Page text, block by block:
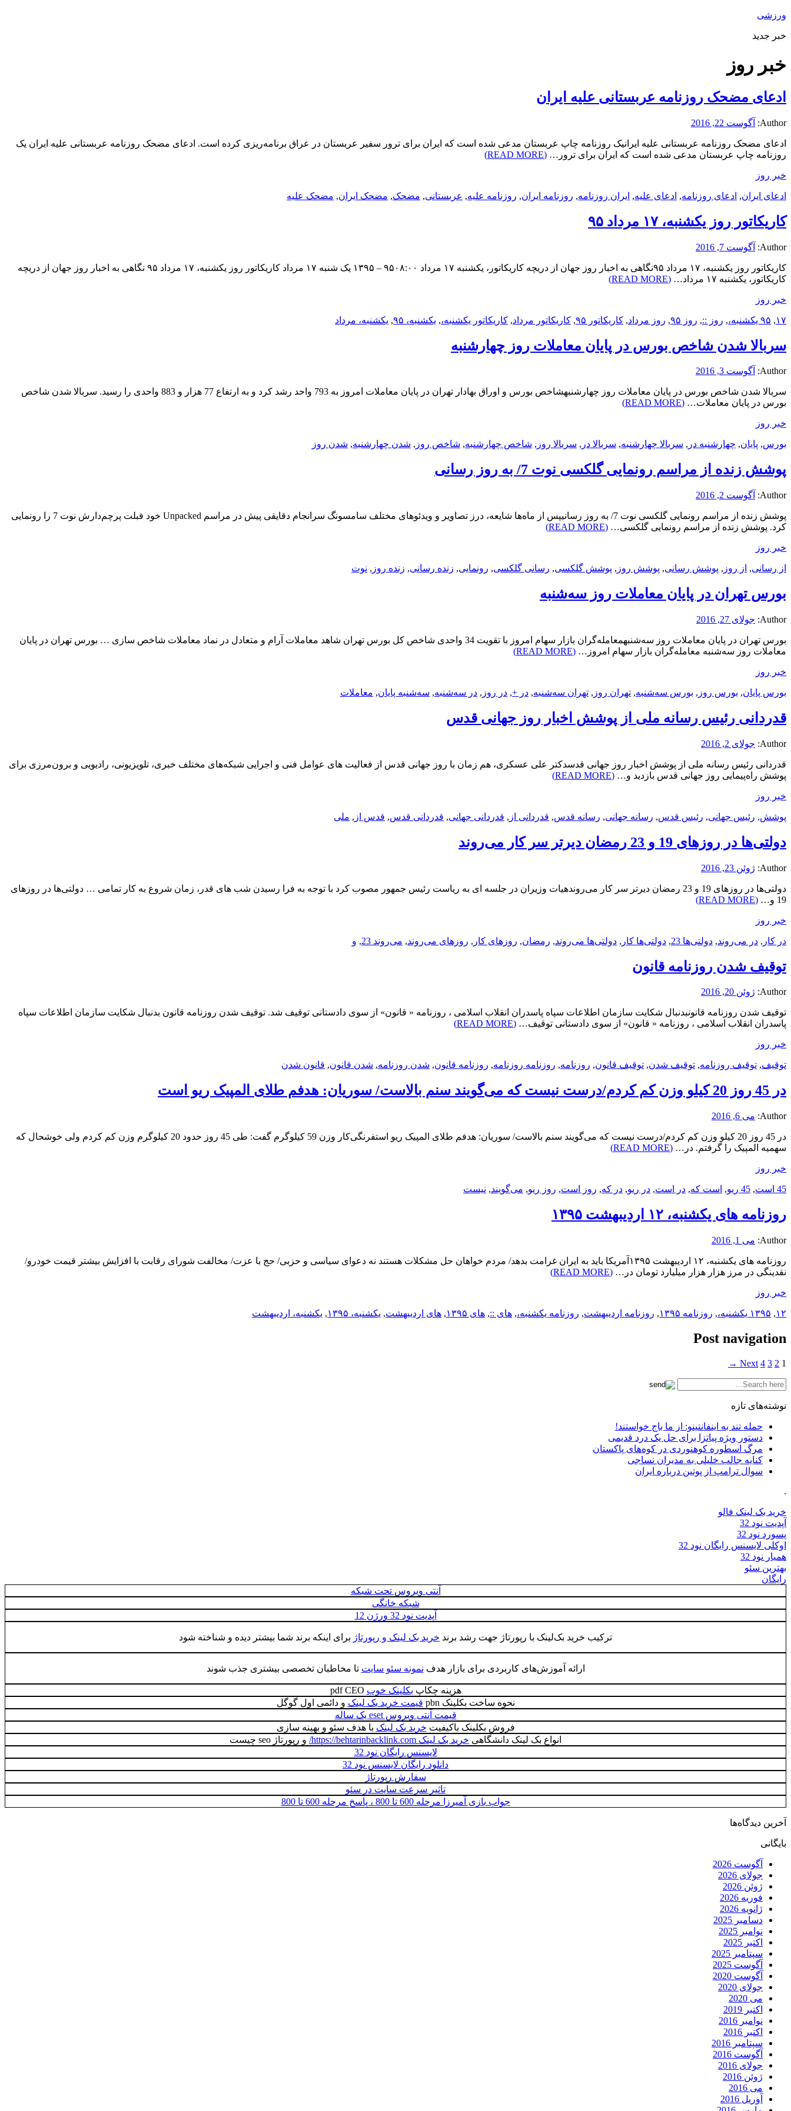
ورزشی
خبر جدید
خبر روز
ادعای مضحک روزنامه عربستانی علیه ایران
Author: آگوست 22, 2016
ادعای مضحک روزنامه عربستانی علیه ایرانیک روزنامه چاپ عربستان مدعی شده است که ایران برای ترور سفیر عربستان در عراق برنامه‌ریزی کرده است. ادعای مضحک روزنامه عربستانی علیه ایران یک
روزنامه چاپ عربستان مدعی شده است که ایران برای ترور… (READ MORE)
خبر روز
ادعای ایران, ادعای روزنامه, ادعای علیه, ایران روزنامه, روزنامه ایران, روزنامه علیه, عربستانی, مضحک, مضحک ایران, مضحک علیه
کاریکاتور روز یکشنبه، ۱۷ مرداد ۹۵
Author: آگوست 7, 2016
کاریکاتور روز یکشنبه، ۱۷ مرداد ۹۵نگاهی به اخبار روز جهان از دریچه کاریکاتور، یکشنبه ۱۷ مرداد ۹۵۰۸:۰۰ – ۱۳۹۵ یک شنبه ۱۷ مرداد کاریکاتور روز یکشنبه، ۱۷ مرداد ۹۵ نگاهی به اخبار روز جهان از دریچه
کاریکاتور، یکشنبه ۱۷ مرداد…
(READ MORE)
خبر روز
۱۷, ۹۵ یکشنبه، , روز ::, روز ۹۵ , روز مرداد, کاریکاتور ۹۵ , کاریکاتور مرداد, کاریکاتور یکشنبه،, یکشنبه، ۹۵ , یکشنبه، مرداد
سربالا شدن شاخص بورس در پایان معاملات روز چهارشنبه
Author: آگوست 3, 2016
سربالا شدن شاخص بورس در پایان معاملات روز چهارشنبهشاخص بورس و اوراق بهادار تهران در پایان معاملات امروز به 793 واحد رشد کرد و به ارتفاع 77 هزار و 883 واحدی را رسید. سربالا شدن شاخص
بورس در پایان معاملات… (READ MORE)
خبر روز
بورس, پایان, چهارشنبه در , سربالا چهارشنبه, سربالا در , سربالا روز , شاخص چهارشنبه, شاخص روز , شدن چهارشنبه, شدن روز
پوشش زنده از مراسم رونمایی گلکسی نوت 7/ به روز رسانی
Author: آگوست 2, 2016
پوشش زنده از مراسم رونمایی گلکسی نوت 7/ به روز رسانیپس از ماه‌ها شایعه، درز تصاویر و ویدئوهای مختلف سامسونگ سرانجام دقایقی پیش در مراسم Unpacked خود فبلت پرچم‌دارش نوت 7 را رونمایی
کرد. پوشش زنده از مراسم رونمایی گلکسی… (READ MORE)
خبر روز
از رسانی, از روز , پوشش رسانی, پوشش روز , پوشش گلکسی, رسانی گلکسی, رونمایی, زنده رسانی, زنده روز , نوت
بورس تهران در پایان معاملات روز سه‌شنبه
Author: جولای 27, 2016
بورس تهران در پایان معاملات روز سه‌شنبهمعامله‌گران بازار سهام امروز با تقویت 34 واحدی شاخص کل بورس تهران شاهد معاملات آرام و متعادل در نماد معاملات شاخص‌ سازی … بورس تهران در پایان
معاملات روز سه‌شنبه معامله‌گران بازار سهام امروز… (READ MORE)
خبر روز
بورس پایان, بورس روز , بورس سه‌شنبه, تهران روز , تهران سه‌شنبه, در +, در روز , در سه‌شنبه, سه‌شنبه پایان, معاملات
قدردانی رئیس رسانه ملی از پوشش اخبار روز جهانی قدس
Author: جولای 2, 2016
قدردانی رئیس رسانه ملی از پوشش اخبار روز جهانی قدسدکتر علی عسکری، هم زمان با روز جهانی قدس از فعالیت های عوامل فنی و اجرایی شبکه‌های مختلف خبری، تلویزیونی، رادیویی و برون‌مرزی برای
پوشش راه‌پیمایی روز جهانی قدس بازدید و… (READ MORE)
خبر روز
پوشش, رئیس جهانی, رئیس قدس, رسانه جهانی, رسانه قدس, قدردانی از , قدردانی جهانی, قدردانی قدس, قدس از , ملی
دولتی‌ها در روزهای 19 و 23 رمضان دیرتر سر کار می‌روند
Author: ژوئن 23, 2016
دولتی‌ها در روزهای 19 و 23 رمضان دیرتر سر کار می‌روندهیات وزیران در جلسه ای به ریاست رئیس جمهور مصوب کرد با توجه به فرا رسیدن شب های قدر، زمان شروع به کار تمامی … دولتی‌ها در روزهای
19 و…
(READ MORE)
خبر روز
در کار , در می‌روند, دولتی‌ها 23 , دولتی‌ها کار , دولتی‌ها می‌روند, رمضان, روزهای کار , روزهای می‌روند, می‌روند 23 , و
توقیف شدن روزنامه قانون
Author: ژوئن 20, 2016
توقیف شدن روزنامه قانونبدنبال شکایت سازمان اطلاعات سپاه پاسدران انقلاب اسلامی ، روزنامه « قانون» از سوی دادستانی توقیف شد. توقیف شدن روزنامه قانون بدنبال شکایت سازمان اطلاعات سپاه
پاسدران انقلاب اسلامی ، روزنامه « قانون» از سوی دادستانی توقیف… (READ MORE)
خبر روز
توقیف, توقیف روزنامه, توقیف شدن, توقیف قانون, روزنامه, روزنامه روزنامه, روزنامه قانون, شدن روزنامه, شدن قانون, قانون شدن
در 45 روز 20 کیلو وزن کم کردم/درست نیست که می‌گویند سنم بالاست/ سوریان: هدفم طلای المپیک ریو است
Author: می 6, 2016
در 45 روز 20 کیلو وزن کم کردم/درست نیست که می‌گویند سنم بالاست/ سوریان: هدفم طلای المپیک ریو استفرنگی‌کار وزن 59 کیلوگرم گفت: طی 45 روز حدود 20 کیلوگرم وزن کم کردم ولی خوشحال که
سهمیه المپیک را گرفتم. در… (READ MORE)
خبر روز
45 است , 45 ریو , است که, در است, در ریو, در که, روز است, روز ریو, می‌گویند, نیست
روزنامه های یکشنبه، ۱۲ اردیبهشت ۱۳۹۵
Author: می 1, 2016
روزنامه های یکشنبه، ۱۲ اردیبهشت ۱۳۹۵آمریکا باید به ایران غرامت بدهد/ مردم خواهان حل مشکلات هستند نه دعوای سیاسی و حزبی/ حج با عزت/ مخالفت شورای رقابت با افزایش بیشتر قیمت خودرو/
نقدینگی در مرز هزار هزار میلیارد تومان در… (READ MORE)
خبر روز
۱۲, ۱۳۹۵ یکشنبه، , روزنامه ۱۳۹۵ , روزنامه اردیبهشت, روزنامه یکشنبه،, های ::, های ۱۳۹۵ , های اردیبهشت, یکشنبه، ۱۳۹۵ , یکشنبه، اردیبهشت
Post navigation
1
2
3
4
Next →
نوشته‌های تازه
حمله تند به اینفانتینو: از ما باج خواستند!
دستور ویژه پیاتزا برای حل یک درد قدیمی
مرگ اسطوره کوهنوردی در کوه‌های پاکستان
کنایه جالب خلیلی به مدیران نساجی
سوال ترامپ از پوتین درباره ایران
.
خرید بک لینک فالو
آپدیت نود 32
پسورد نود 32
اوکلی لایسنس رایگان نود 32
همیار نود 32
بهترین سئو
رایگان
آنتی ویروس تحت شبکه
شبکه خانگی
آپدیت نود 32 ورژن 12
ترکیب خرید بک‌لینک با رپورتاژ جهت رشد برند خرید بک لینک و رپورتاژ برای اینکه برند شما بیشتر دیده و شناخته شود
ارائه آموزش‌های کاربردی برای بازار هدف نمونه سئو سایت تا مخاطبان تخصصی بیشتری جذب شوند
هزینه چکاپ بکلینک خوب
نحوه ساخت بکلینک pbn
قیمت خرید بک لینک و دائمی اول گوگل
قیمت آنتی ویروس eset یک ساله
فروش بکلینک باکیفیت خرید بک لینک با هدف سئو و بهینه سازی
انواع بک لینک دانشگاهی خرید بک لینک https://behtarinbacklink.com/
و رپورتاژ seo چيست
لایسنس رایگان نود 32
دانلود رایگان لایسنس نود 32
سفارش رپورتاژ
تاثیر سرعت سایت در سئو
جواب بازی آمیرزا مرحله 600 تا 800 ، پاسخ مرحله 600 تا 800
آخرین دیدگاه‌ها
بایگانی
آگوست 2026
جولای 2026
ژوئن 2026
فوریه 2026
ژانویه 2026
دسامبر 2025
نوامبر 2025
اکتبر 2025
سپتامبر 2025
آگوست 2025
آگوست 2020
جولای 2020
می 2020
اکتبر 2019
نوامبر 2016
اکتبر 2016
سپتامبر 2016
آگوست 2016
جولای 2016
ژوئن 2016
می 2016
آوریل 2016